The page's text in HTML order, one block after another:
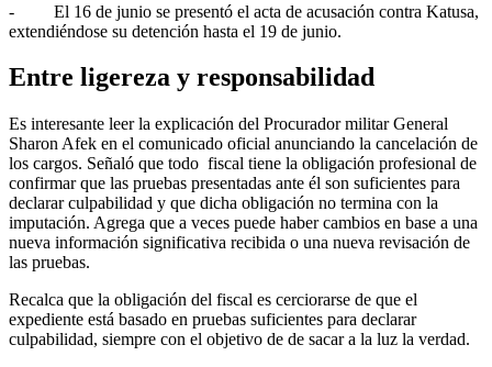
- El 16 de junio se presentó el acta de acusación contra Katusa,
extendiéndose su detención hasta el 19 de junio.
Entre ligereza y responsabilidad
Es interesante leer la explicación del Procurador militar General
Sharon Afek en el comunicado oficial anunciando la cancelación de
los cargos. Señaló que todo fiscal tiene la obligación profesional de
confirmar que las pruebas presentadas ante él son suficientes para
declarar culpabilidad y que dicha obligación no termina con la
imputación. Agrega que a veces puede haber cambios en base a una
nueva información significativa recibida o una nueva revisación de
las pruebas.
Recalca que la obligación del fiscal es cerciorarse de que el
expediente está basado en pruebas suficientes para declarar
culpabilidad, siempre con el objetivo de de sacar a la luz la verdad.